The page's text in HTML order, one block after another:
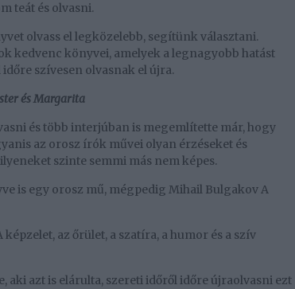
teát és olvasni.
olvass el legközelebb, segítünk választani.
kedvenc könyvei, amelyek a legnagyobb hatást
szívesen olvasnak el újra.
és Margarita
és több interjúban is megemlítette már, hogy
az orosz írók művei olyan érzéseket és
szinte semmi más nem képes.
is egy orosz mű, mégpedig Mihail Bulgakov A
az őrület, a szatíra, a humor és a szív
aki azt is elárulta, szereti időről időre újraolvasni ezt